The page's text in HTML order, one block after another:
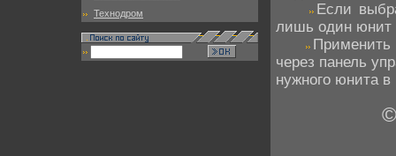
Технодром
Если
лишь один юнит
Применить
через панель
нужного юнита в